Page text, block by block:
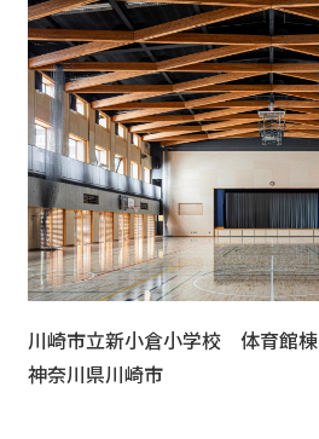
川崎市立新小倉小学校 体育館棟
神奈川県川崎市